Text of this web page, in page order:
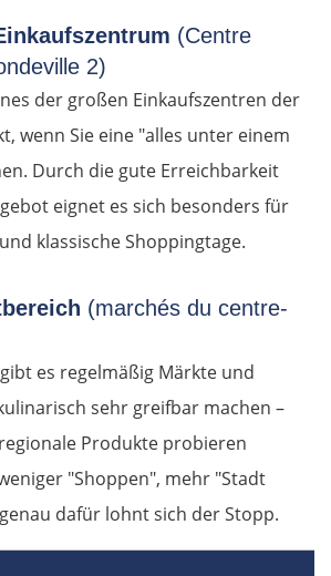
(Centre
2)
der großen Einkaufszentren der
wenn Sie eine "alles unter einem
Durch die gute Erreichbarkeit
eignet es sich besonders für
klassische Shoppingtage.
(marchés du centre-
es regelmäßig Märkte und
sehr greifbar machen –
Produkte probieren
"Shoppen", mehr "Stadt
dafür lohnt sich der Stopp.